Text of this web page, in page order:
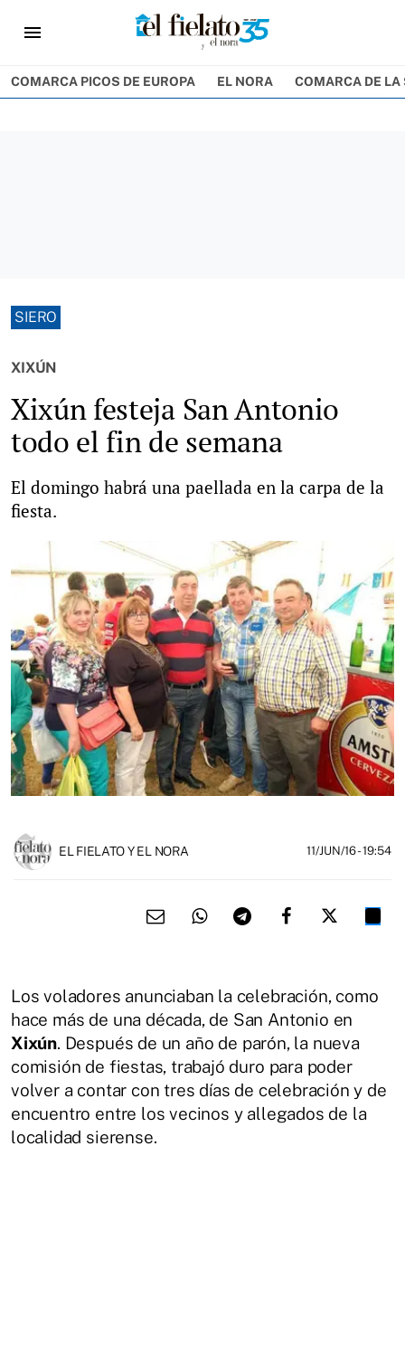
menu
COMARCA PICOS DE EUROPA EL NORA COMARCA DE LA
SIERO
XIXÚN
Xixún festeja San Antonio
todo el fin de semana
El domingo habrá una paellada en la carpa de la
fiesta.
EL FIELATO Y EL NORA 11/JUN/16- 19:54
Los voladores anunciaban la celebración, como
hace más de una década, de San Antonio en
Xixún. Después de un año de parón, la nueva
comisión de fiestas, trabajó duro para poder
volver a contar con tres días de celebración y de
encuentro entre los vecinos y allegados de la
localidad sierense.